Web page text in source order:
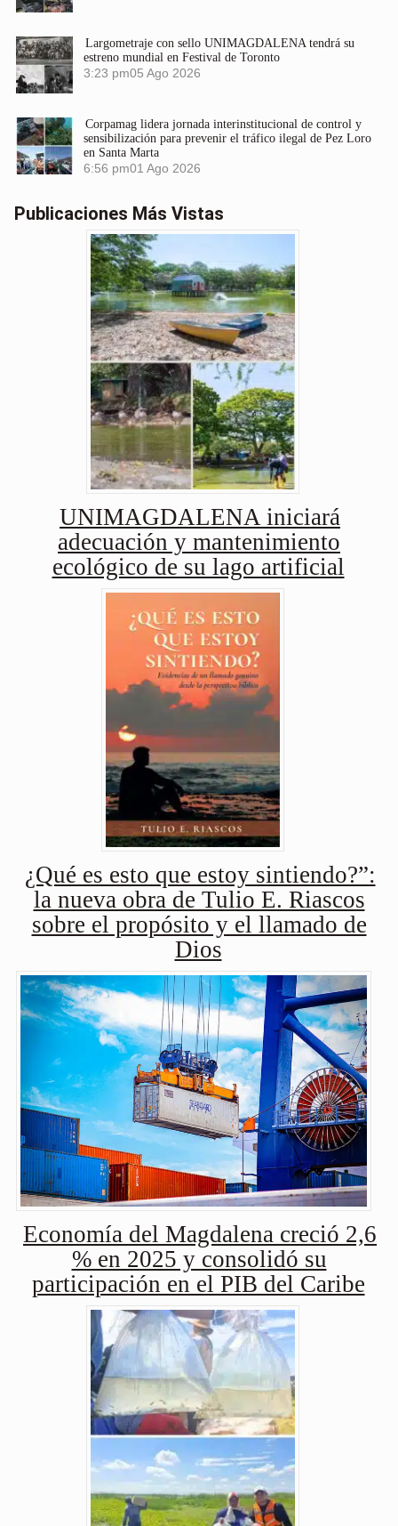
Largometraje con sello UNIMAGDALENA tendrá su
estreno mundial en Festival de Toronto
3:23 pm05 Ago 2026
Corpamag lidera jornada interinstitucional de control y
sensibilización para prevenir el tráfico ilegal de Pez Loro
en Santa Marta
6:56 pm01 Ago 2026
Publicaciones Más Vistas
UNIMAGDALENA iniciará
adecuación y mantenimiento
ecológico de su lago artificial
¿Qué es esto que estoy sintiendo?”:
la nueva obra de Tulio E. Riascos
sobre el propósito y el llamado de
Dios
Economía del Magdalena creció 2,6
% en 2025 y consolidó su
participación en el PIB del Caribe